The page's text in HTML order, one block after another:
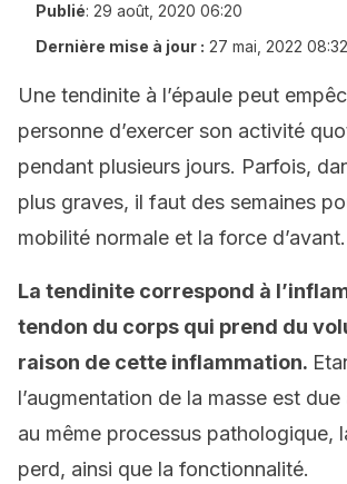
Publié: 29 août, 2020 06:20
Dernière mise à jour : 27 mai, 2022 08:32
Une tendinite à l’épaule peut
personne d’exercer son activité
pendant plusieurs jours. Parfois,
plus graves, il faut des semaines
mobilité normale et la force d’avant.
La tendinite correspond à
tendon du corps qui prend du
raison de cette inflammation.
l’augmentation de la masse est
au même processus pathologique,
perd, ainsi que la fonctionnalité.